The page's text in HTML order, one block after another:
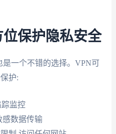
保护隐私安全
一个不错的选择。VPN可
护:
踪监控
感数据传输